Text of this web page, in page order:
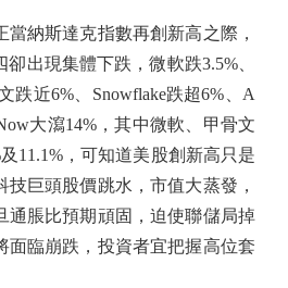
納斯達克指數再創新高之際，
出現集體下跌，微軟跌3.5%、
跌近6%、Snowflake跌超6%、A
大瀉14%，其中微軟、甲骨文
11.1%，可知道美股創新高只是
巨頭股價跳水，市值大蒸發，
通脹比預期頑固，迫使聯儲局掉
面臨崩跌，投資者宜把握高位套